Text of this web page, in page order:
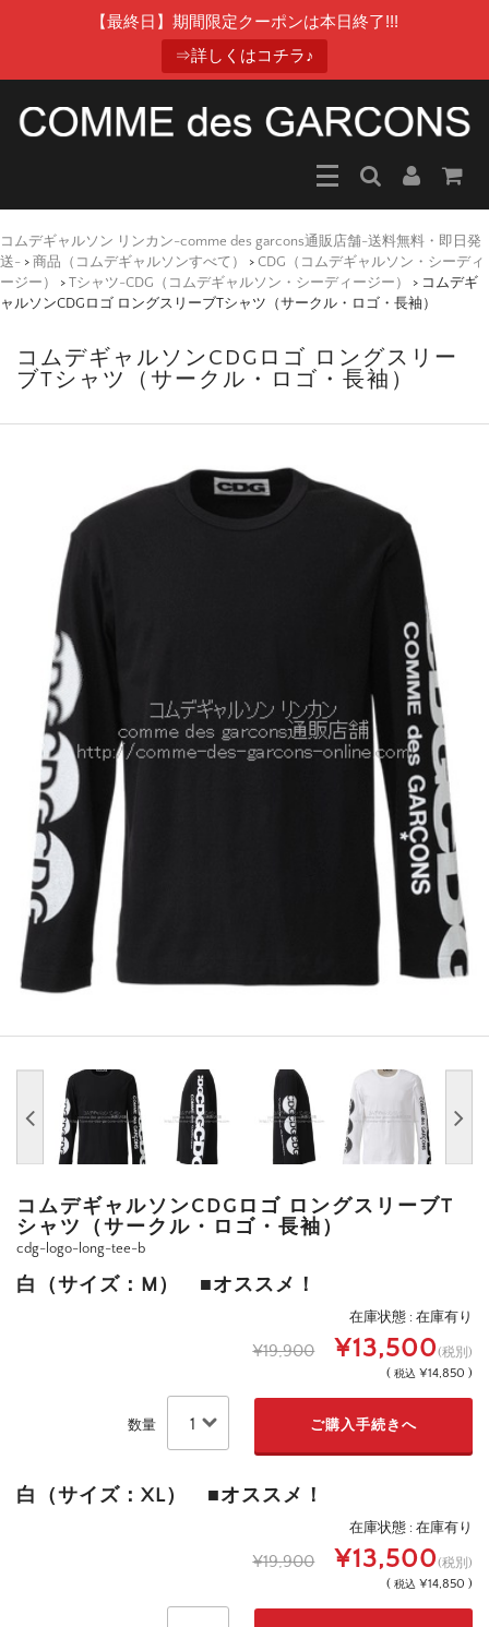
【最終日】期間限定クーポンは本日終了!!!
⇒詳しくはコチラ♪
コムデギャルソン リンカン-comme des garcons通販店舗-送料無料・即日発
送- > 商品（コムデギャルソンすべて） > CDG（コムデギャルソン・シーディ
ージー）
> Tシャツ-CDG（コムデギャルソン・シーディージー） > コムデギ
ャルソンCDGロゴ ロングスリーブTシャツ（サークル・ロゴ・長袖）
コムデギャルソンCDGロゴ ロングスリー
ブTシャツ（サークル・ロゴ・長袖）
コムデギャルソンCDGロゴ ロングスリーブT
シャツ（サークル・ロゴ・長袖）
cdg-logo-long-tee-b
白（サイズ：M） ■オススメ！
在庫状態 : 在庫有り
¥19,900 ¥13,500(税別)
( 税込 ¥14,850 )
数量
白（サイズ：XL） ■オススメ！
在庫状態 : 在庫有り
¥19,900 ¥13,500(税別)
( 税込 ¥14,850 )